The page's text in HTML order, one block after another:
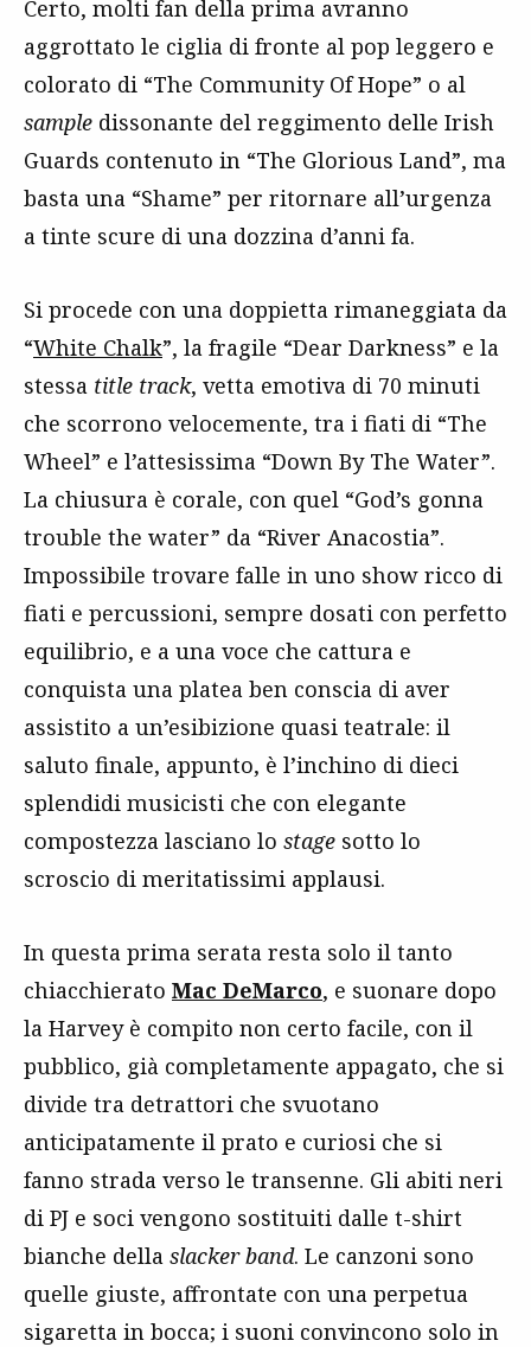
Certo, molti fan della prima avranno
aggrottato le ciglia di fronte al pop leggero e
colorato di “The Community Of Hope” o al
sample dissonante del reggimento delle Irish
Guards contenuto in “The Glorious Land”, ma
basta una “Shame” per ritornare all’urgenza
a tinte scure di una dozzina d’anni fa.
Si procede con una doppietta rimaneggiata da
“White Chalk”, la fragile “Dear Darkness” e la
stessa title track, vetta emotiva di 70 minuti
che scorrono velocemente, tra i fiati di “The
Wheel” e l’attesissima “Down By The Water”.
La chiusura è corale, con quel “God’s gonna
trouble the water” da “River Anacostia”.
Impossibile trovare falle in uno show ricco di
fiati e percussioni, sempre dosati con perfetto
equilibrio, e a una voce che cattura e
conquista una platea ben conscia di aver
assistito a un’esibizione quasi teatrale: il
saluto finale, appunto, è l’inchino di dieci
splendidi musicisti che con elegante
compostezza lasciano lo stage sotto lo
scroscio di meritatissimi applausi.
In questa prima serata resta solo il tanto
chiacchierato Mac DeMarco, e suonare dopo
la Harvey è compito non certo facile, con il
pubblico, già completamente appagato, che si
divide tra detrattori che svuotano
anticipatamente il prato e curiosi che si
fanno strada verso le transenne. Gli abiti neri
di PJ e soci vengono sostituiti dalle t-shirt
bianche della slacker band. Le canzoni sono
quelle giuste, affrontate con una perpetua
sigaretta in bocca; i suoni convincono solo in